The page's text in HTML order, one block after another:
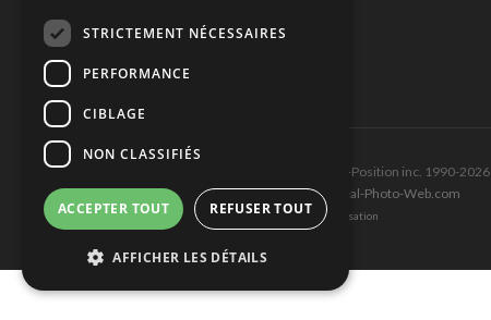
Tous droits réservés © Les Éditions Pole-Position inc. 1990-2026
Ce site est produit et hébergé par Montréal-Photo-Web.com
Politique de confidentialité et Conditions d’utilisation
STRICTEMENT NÉCESSAIRES
PERFORMANCE
CIBLAGE
NON CLASSIFIÉS
ACCEPTER TOUT REFUSER TOUT
AFFICHER LES DÉTAILS